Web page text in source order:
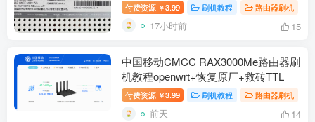
付费资源 ￥3.99 刷机教程 路由器刷机
17小时前 15
中国移动CMCC RAX3000Me路由器刷
机教程openwrt+恢复原厂+救砖TTL
付费资源 ￥3.99 刷机教程 路由器刷机
前天 14